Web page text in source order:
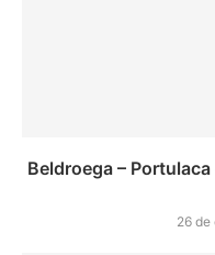
Beldroega –
26 de